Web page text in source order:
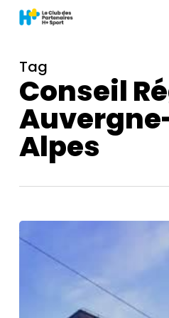
Skip
content
Tag
Conseil
Alpes
de
présentation